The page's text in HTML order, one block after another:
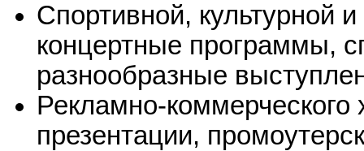
Спортивной, культурной
концертные программы,
разнообразные
Рекламно-коммерческого
презентации,